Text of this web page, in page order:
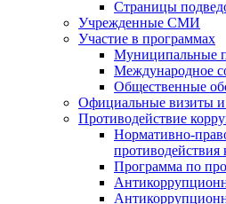
Страницы
Учрежденные СМИ
Участие в программах
Муниципальные
Международное
Общественные
Официальные визиты и
Противодействие
Нормативно-
противодействия
Программа по